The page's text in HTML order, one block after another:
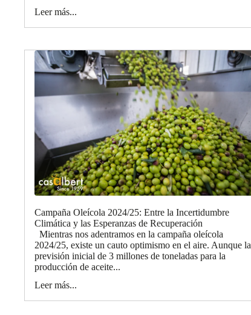
Leer más...
Campaña Oleícola 2024/25: Entre la Incertidumbre
Climática y las Esperanzas de Recuperación
Mientras nos adentramos en la campaña oleícola
2024/25, existe un cauto optimismo en el aire. Aunque la
previsión inicial de 3 millones de toneladas para la
producción de aceite...
Leer más...